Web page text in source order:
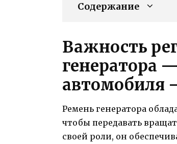
Содержание
Важность
генератора
автомобиля
Ремень генератора
чтобы передавать
своей роли, он